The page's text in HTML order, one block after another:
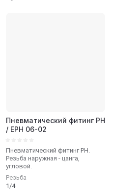
Пневматический фитинг PH
/ EPH 06-02
Пневматический фитинг PH.
Резьба наружная - цанга,
угловой.
Резьба
1/4